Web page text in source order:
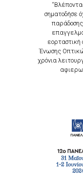
σηματοδήσε
παράδοσης
Ένωσης
χρόνια